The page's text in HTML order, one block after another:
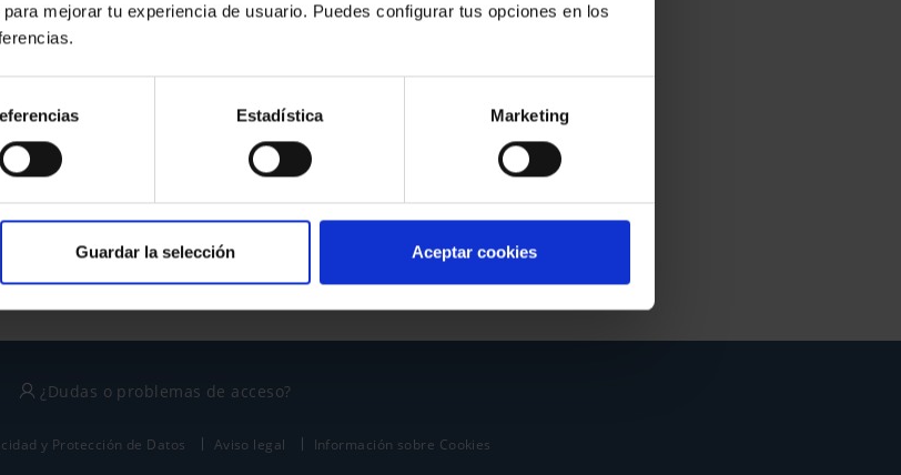
mejorar tu experiencia de usuario. Puedes configurar tus opciones en los
Estadística Marketing
Guardar la selección Aceptar cookies
¿No tienes cuenta?
de privacidad
y términos del servicio
¿Dudas o problemas de acceso?
y Protección de Datos Aviso legal Información sobre Cookies